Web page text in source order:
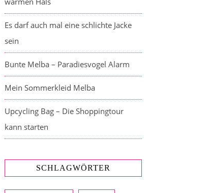
Es darf auch mal eine schlichte Jacke
sein
Bunte Melba – Paradiesvogel Alarm
Mein Sommerkleid Melba
Upcycling Bag – Die Shoppingtour
kann starten
SCHLAGWÖRTER